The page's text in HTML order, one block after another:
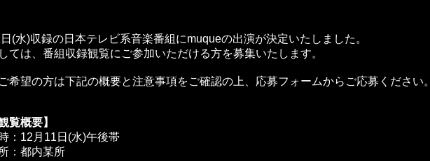
(水)収録の日本テレビ系音楽番組にmuqueの出演が決定いたしました。
ては、番組収録観覧にご参加いただける方を募集いたします。
希望の方は下記の概要と注意事項をご確認の上、応募フォームからご応募ください。
覧概要】
：12月11日(水)午後帯
：都内某所